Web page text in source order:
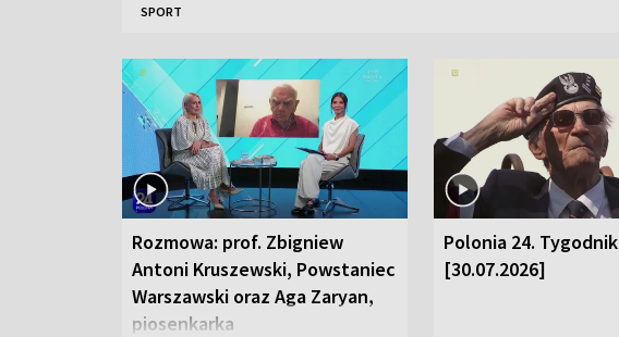
SPORT
Rozmowa: prof. Zbigniew
Antoni Kruszewski, Powstaniec
Warszawski oraz Aga Zaryan,
piosenkarka
Polonia 24. Tygodnik
[30.07.2026]